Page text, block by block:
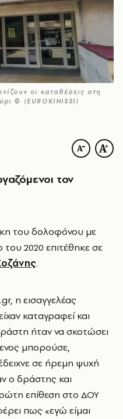
οι καταθέσεις στη
© (EUROKINISSI)
τον
του δολοφόνου με
του 2020 επιτέθηκε σε
.
η εισαγγελέας
καταγραφεί και
ήταν να σκοτώσει
μπορούσε,
σε ήρεμη ψυχή
ο δράστης και
επίθεση στο ΔΟΥ
πως «εγώ είμαι